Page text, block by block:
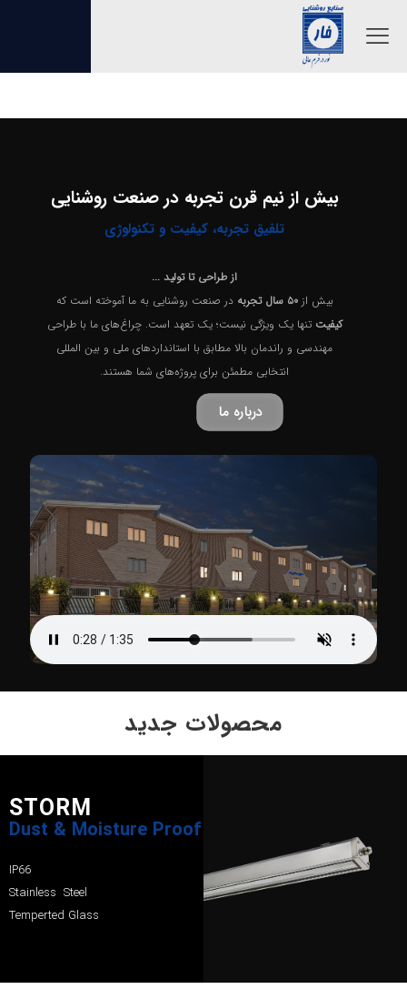
بیش از نیم قرن تجربه در صنعت روشنایی
تلفیق تجربه، کیفیت و تکنولوژی
از طراحی تا تولید ...
بیش از۵۰ سال تجربه
در صنعت روشنایی به ما آموخته است که
کیفیت تنها یک ویژگی نیست؛ یک تعهد است. چراغ‌های ما با طراحی
مهندسی و راندمان بالا مطابق با استانداردهای ملی و بین المللی
انتخابی مطمئن برای پروژه‌های شما هستند.
درباره ما
محصولات جدید
STORM
Dust & Moisture Proof
IP66
Temperted Glass